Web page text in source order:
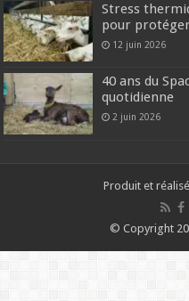
Stress
pour
12 juin 2026
40 ans du
quotidienne
2 juin 2026
Produit et
© Copyright